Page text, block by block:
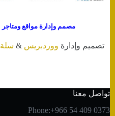
مصمم وإدارة مواقع ومتاجر
تصميم وإدارة ووردبريس & سلة
تواصل معنا
Phone:+966 54 409 0373